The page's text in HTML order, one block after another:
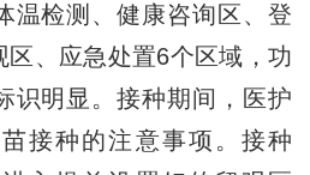
检测、健康咨询区、登
、应急处置6个区域，功
识明显。接种期间，医护
接种的注意事项。接种